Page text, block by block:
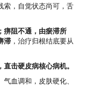
索，自觉状态尚可，舌
痹阻不通，由瘀滞所
滞 ，治疗归根结底要从
直击硬皮病核心病机。
血调和，皮肤硬化、